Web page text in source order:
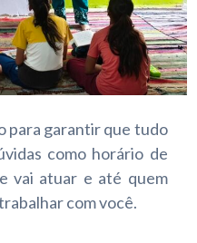
para garantir que tudo
como horário de
vai atuar e até quem
com você.